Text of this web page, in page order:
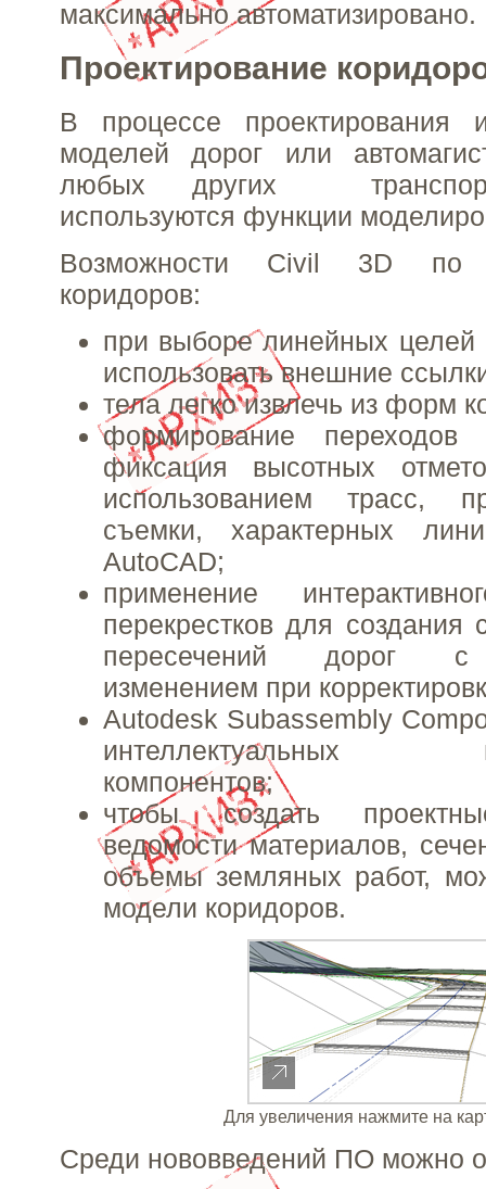
максимально автоматизировано.
Проектирование
В процессе проектирования
моделей дорог или
любых других
используются функции
Возможности Civil 3D по
коридоров:
при выборе линейных целей
использовать внешние
тела легко извлечь из форм
формирование
фиксация высотных
использованием трасс,
съемки, характерных
AutoCAD;
применение
перекрестков для
пересечений дорог с
изменением при
Autodesk Subassembly
интеллектуальных
компонентов;
чтобы создать
ведомости материалов,
объемы земляных работ,
модели коридоров.
Для увеличения нажмите на
Среди нововведений ПО можно